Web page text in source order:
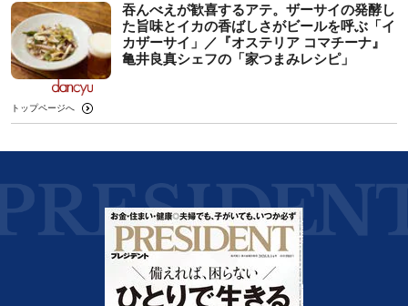
吞んべえが歓喜するアテ。ザーサイの発酵し
た旨味とイカの香ばしさがビールを呼ぶ「イ
カザーサイ」／『オステリア コマチーナ』
⻲井良真シェフの「家つまみレシピ」
トップページへ